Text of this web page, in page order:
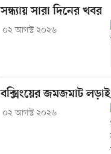
সন্ধ্যায় সারা দিনের খবর
০২ আগস্ট ২০২৬
বক্সিংয়ের জমজমাট লড়াই
০২ আগস্ট ২০২৬